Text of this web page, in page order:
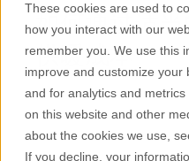
These cookies are used to
how you interact with our
remember you. We use this
improve and customize your
and for analytics and
on this website and other
about the cookies we use,
If you decline, your
轴流风机和零件
农业领域
工业领域
资源页面
如何通过适
供暖成本
1 分钟阅读